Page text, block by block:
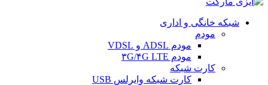
شبکه خانگی و اداری
مودم
مودم ADSL و VDSL
مودم ۳G/۴G LTE
کارت شبکه
کارت شبکه وایرلس USB